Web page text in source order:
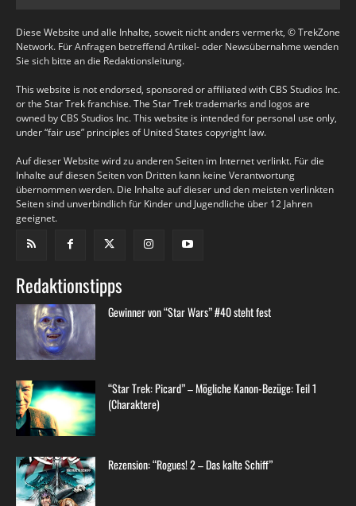
Diese Website und alle Inhalte, soweit nicht anders vermerkt, © TrekZone
Network. Für Anfragen betreffend Artikel- oder Newsübernahme wenden
Sie sich bitte an die Redaktionsleitung.
This website is not endorsed, sponsored or affiliated with CBS Studios Inc.
or the Star Trek franchise. The Star Trek trademarks and logos are
owned by CBS Studios Inc. This website is intended for personal use only,
under “fair use” principles of United States copyright law.
Auf dieser Website wird zu anderen Seiten im Internet verlinkt. Für die
Inhalte auf diesen Seiten von Dritten kann keine Verantwortung
übernommen werden. Die Inhalte auf dieser und den meisten verlinkten
Seiten sind unverbindlich für Kinder und Jugendliche über 12 Jahren
geeignet.
Redaktionstipps
Gewinner von “Star Wars” #40 steht fest
“Star Trek: Picard” – Mögliche Kanon-Bezüge: Teil 1
(Charaktere)
Rezension: “Rogues! 2 – Das kalte Schiff”